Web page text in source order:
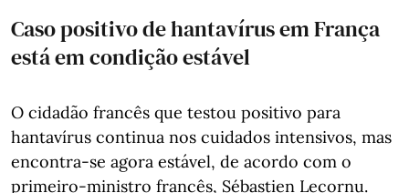
Caso positivo de hantavírus em França
está em condição estável
O cidadão francês que testou positivo para
hantavírus continua nos cuidados intensivos, mas
encontra-se agora estável, de acordo com o
primeiro-ministro francês, Sébastien Lecornu.